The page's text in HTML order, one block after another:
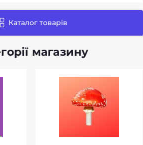
Каталог товарів
магазину